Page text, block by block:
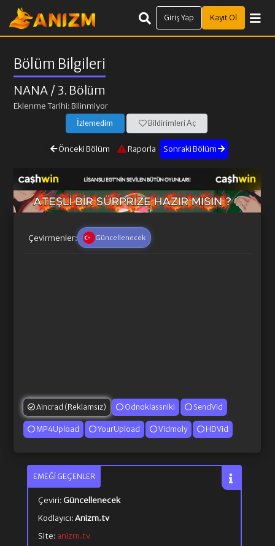
Giriş Yap Kayıt Ol
Bölüm Bilgileri
NANA / 3. Bölüm
Eklenme Tarihi: Bilinmiyor
İzlemedim Bildirimleri Aç
Önceki Bölüm Raporla Sonraki Bölüm
Çevirmenler: Güncellenecek
Aincrad (Reklamsız) Odnoklassniki SendVid
MP4Upload YourUpload Vidmoly HDVid
EMEĞI GEÇENLER
Çeviri: Güncellenecek
Kodlayıcı:Anizm.tv
Site: anizm.tv